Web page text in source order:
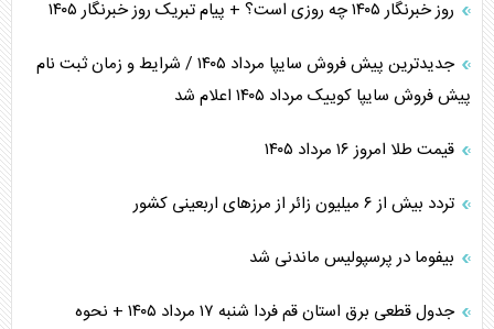
روز خبرنگار ۱۴۰۵ چه روزی است؟ + پیام تبریک روز خبرنگار ۱۴۰۵
جدیدترین پیش فروش سایپا مرداد ۱۴۰۵ / شرایط و زمان ثبت نام
پیش فروش سایپا کوییک مرداد ۱۴۰۵ اعلام شد
قیمت طلا امروز ۱۶ مرداد ۱۴۰۵
تردد بیش از ۶ میلیون زائر از مرزهای اربعینی کشور
بیفوما در پرسپولیس ماندنی شد
جدول قطعی برق استان قم فردا شنبه ۱۷ مرداد ۱۴۰۵ + نحوه